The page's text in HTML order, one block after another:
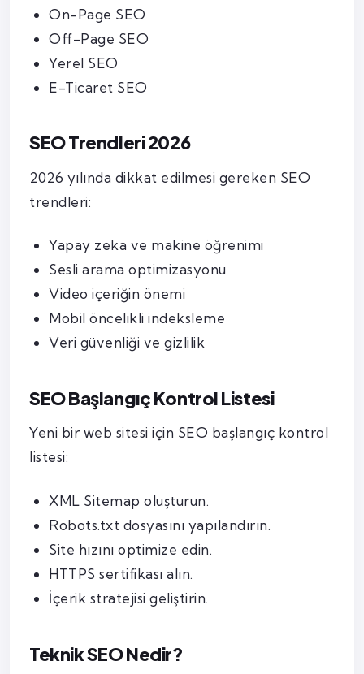
On-Page SEO
Off-Page SEO
Yerel SEO
E-Ticaret SEO
SEO Trendleri 2026
2026 yılında dikkat edilmesi gereken SEO
trendleri:
Yapay zeka ve makine öğrenimi
Sesli arama optimizasyonu
Video içeriğin önemi
Mobil öncelikli indeksleme
Veri güvenliği ve gizlilik
SEO Başlangıç Kontrol Listesi
Yeni bir web sitesi için SEO başlangıç kontrol
listesi:
XML Sitemap oluşturun.
Robots.txt dosyasını yapılandırın.
Site hızını optimize edin.
HTTPS sertifikası alın.
İçerik stratejisi geliştirin.
Teknik SEO Nedir?